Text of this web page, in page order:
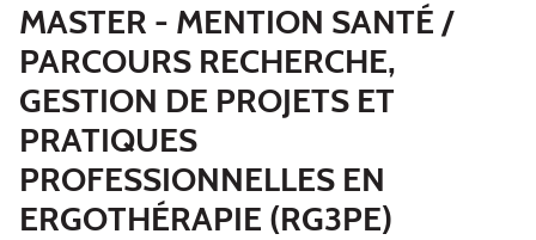
MASTER - MENTION SANTÉ /
PARCOURS RECHERCHE,
GESTION DE PROJETS ET
PRATIQUES
PROFESSIONNELLES EN
ERGOTHÉRAPIE (RG3PE)